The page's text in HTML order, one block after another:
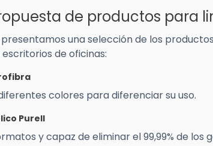
de productos para
una selección de los
de oficinas:
colores para diferenciar su uso.
Purell
y capaz de eliminar el 99,99% de los